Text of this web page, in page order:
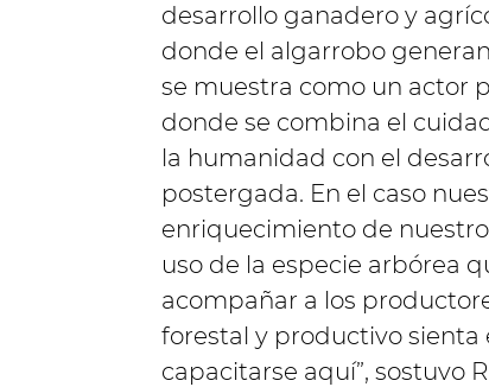
desarrollo ganadero y
donde el algarrobo
se muestra como un actor
donde se combina el
la humanidad con el
postergada. En el caso
enriquecimiento de
uso de la especie arbórea
acompañar a los
forestal y productivo sienta
capacitarse aquí”, sostuvo